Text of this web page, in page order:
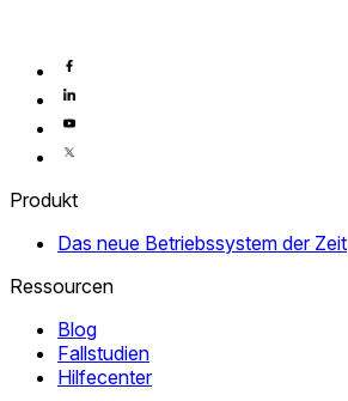
Produkt
Das neue Betriebssystem der Zeit
Ressourcen
Blog
Fallstudien
Hilfecenter